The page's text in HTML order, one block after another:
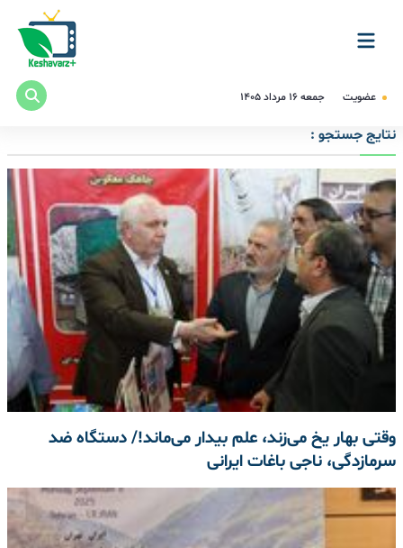
عضویت جمعه ۱۶ مرداد ۱۴۰۵
نتایج جستجو :
وقتی بهار یخ می‌زند، علم بیدار می‌ماند!/ دستگاه ضد
سرمازدگی، ناجی باغات ایرانی